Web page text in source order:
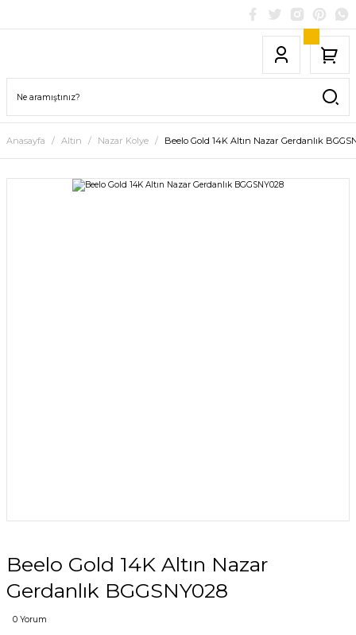
Anasayfa Altın Nazar Kolye Beelo Gold 14K Altın Nazar Gerdanlık
Beelo Gold 14K Altın Nazar
Gerdanlık BGGSNY028
0 Yorum